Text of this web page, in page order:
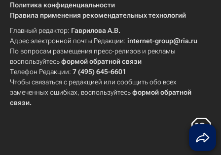
Политика конфиденциальности
Правила применения рекомендательных технологий
Главный редактор: Гаврилова А.В.
Адрес электронной почты Редакции: internet-group@ria.ru
По вопросам размещения пресс-релизов и рекламы
воспользуйтесьформой обратной связи
Телефон Редакции: 7 (495) 645-6601
Чтобы связаться с редакцией или сообщить обо всех
замеченных ошибках, воспользуйтесьформой обратной
связи.